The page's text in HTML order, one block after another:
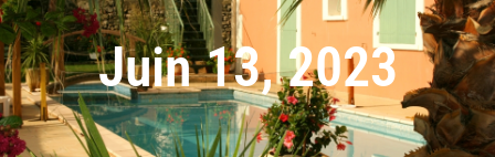
Juin 13, 2023